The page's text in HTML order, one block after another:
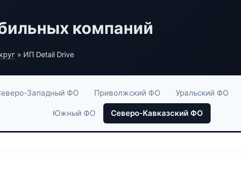
компаний
» ИП Detail Drive
Западный ФО Приволжский ФО Уральский ФО
Южный ФО Северо-Кавказский ФО